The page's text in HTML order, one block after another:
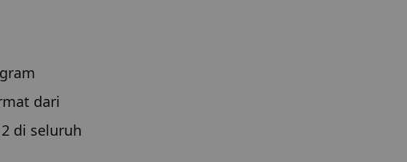
dari
di seluruh